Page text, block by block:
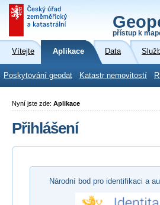
přístup k
Vítejte Aplikace Data
Poskytování geodat Katastr nemovitostí
Nyní jste zde: Aplikace
Přihlášení
Národní bod pro identifikaci a